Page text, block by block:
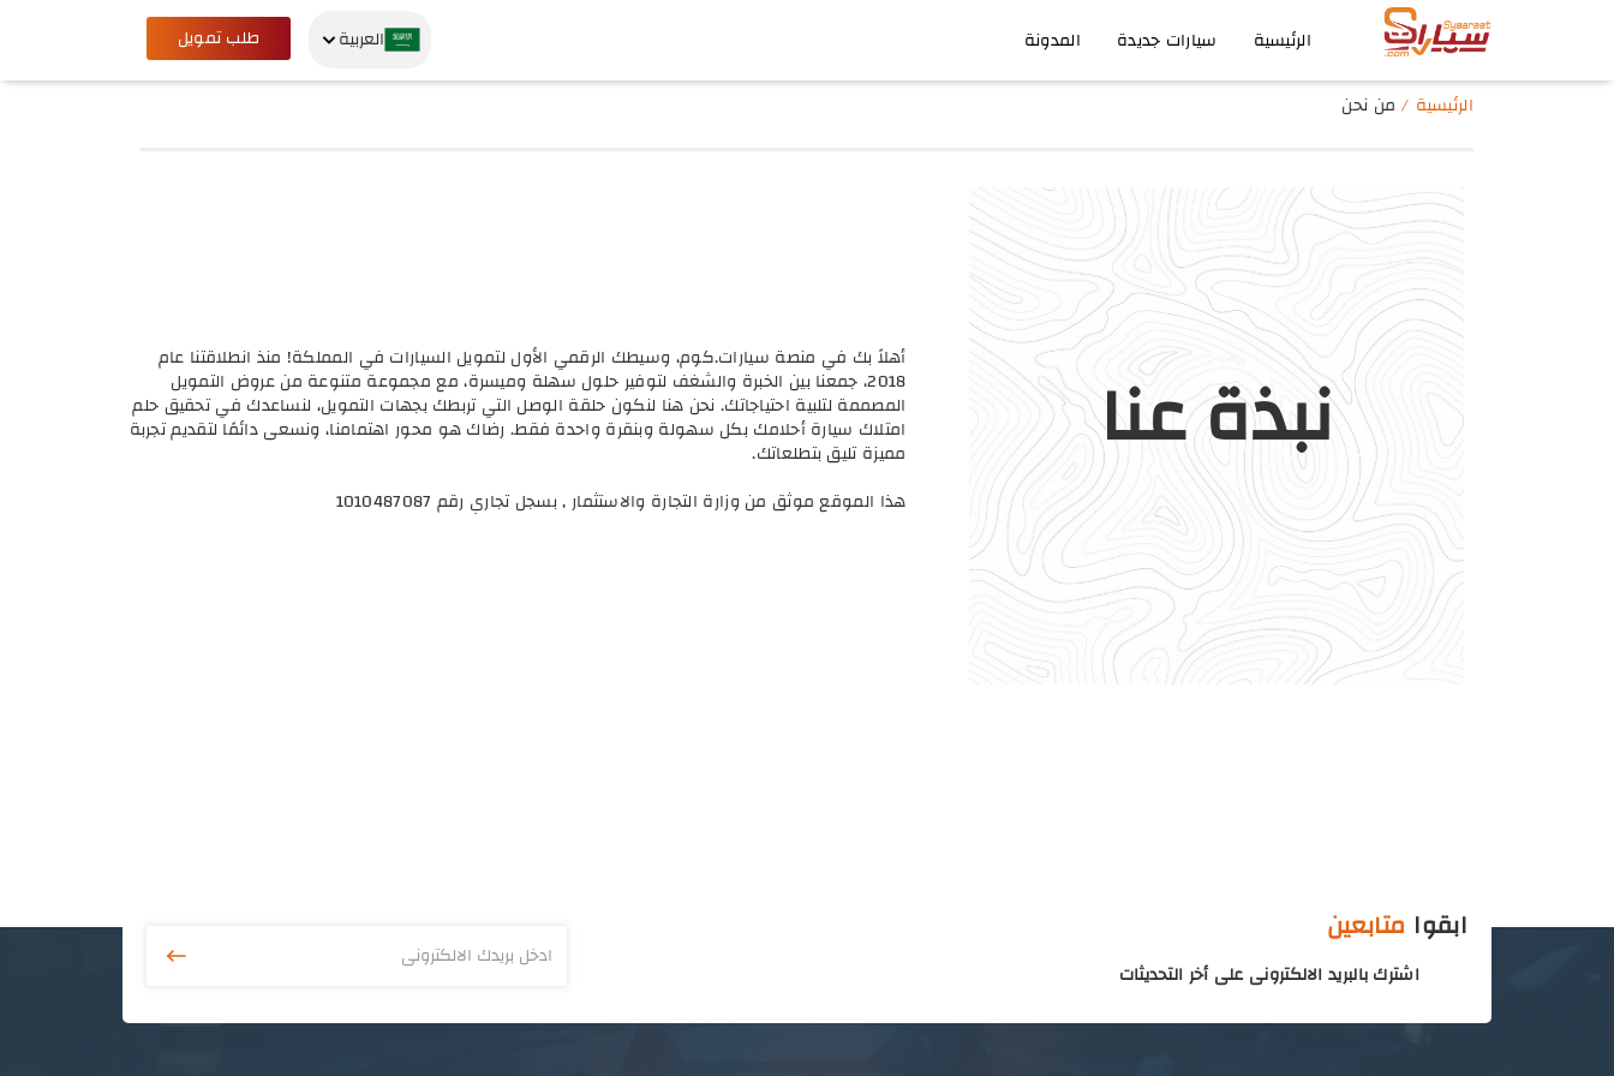
الرئيسية سيارات جديدة المدونة العربية طلب تمويل
الرئيسية من نحن
نبذة عنا أهلاً بك في منصة سيارات.كوم، وسيطك الرقمي الأول لتمويل السيارات في المملكة! منذ انطلاقتنا عام
2018، جمعنا بين الخبرة والشغف لتوفير حلول سهلة وميسرة، مع مجموعة متنوعة من عروض التمويل
المصممة لتلبية احتياجاتك. نحن هنا لنكون حلقة الوصل التي تربطك بجهات التمويل، لنساعدك في تحقيق حلم
امتلاك سيارة أحلامك بكل سهولة وبنقرة واحدة فقط. رضاك هو محور اهتمامنا، ونسعى دائمًا لتقديم تجربة
مميزة تليق بتطلعاتك.
هذا الموقع موثق من وزارة التجارة والاستثمار , بسجل تجاري رقم 1010487087
ابقوا متابعين
اشترك بالبريد الالكترونى على أخر التحديثات